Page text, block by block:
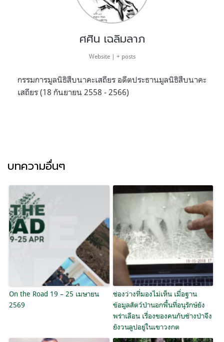
ศศิน เฉลิมลาภ
Website | + posts
กรรมการมูลนิธิสืบนาคะเสถียร อดีตประธานมูลนิธิสืบนาคะ
เสถียร (18 กันยายน 2558 - 2566)
บทความอื่นๆ
On the Road 19 – 25 เมษายน
2569
ช่องว่างที่มองไม่เห็น เมื่อฐาน
ข้อมูลสัตว์ป่านอกพื้นที่อนุรักษ์ยัง
พร่าเลือน เรื่องของคนกับช้างป่าจึง
ยังวนลูปอยู่ในเขาวงกต